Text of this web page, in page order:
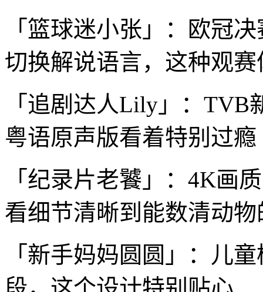
「篮球迷小张」：欧冠
切换解说语言，这种观
「追剧达人Lily」：
粤语原声版看着特别过瘾
「纪录片老饕」：4K画
看细节清晰到能数清动物
「新手妈妈圆圆」：儿